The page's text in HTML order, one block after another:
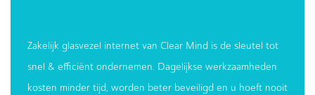
Zakelijk glasvezel internet van Clear Mind is de sleutel tot
snel & efficiënt ondernemen. Dagelijkse werkzaamheden
kosten minder tijd, worden beter beveiligd en u hoeft nooit